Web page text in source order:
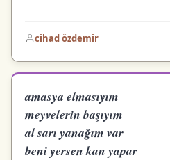
cihad özdemir
amasya elmasıyım
meyvelerin başıyım
al sarı yanağım var
beni yersen kan yapar